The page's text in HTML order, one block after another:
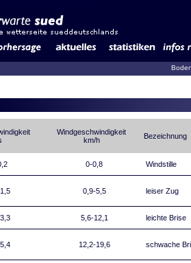
Windgeschwindigkeit
km/h
Bezeichnung
0-0,8 Windstille
0,9-5,5 leiser Zug
5,6-12,1 leichte Brise
12,2-19,6 schwache